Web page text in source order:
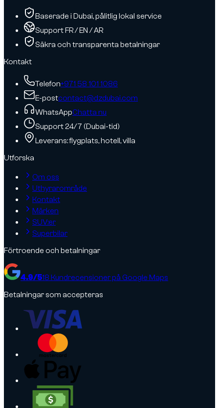
Baserade i Dubai, pålitlig lokal service
Support FR / EN / AR
Säkra och transparenta betalningar
Kontakt
Telefon+971 58 101 1086
E-postcontact@dzdubai.com
WhatsAppChatta nu
Support 24/7 (Dubai-tid)
Leverans: flygplats, hotell, villa
Utforska
Om oss
Uthyrarområde
Kontakt
Märken
SUV:er
Superbilar
Förtroende och betalningar
4.9/518 Kundrecensioner på Google Maps
Betalningar som accepteras